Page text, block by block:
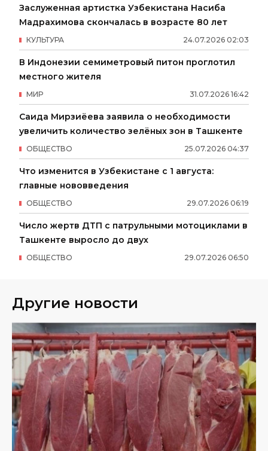
Заслуженная артистка Узбекистана Насиба
Мадрахимова скончалась в возрасте 80 лет
24.07.2026 02:03
КУЛЬТУРА
В Индонезии семиметровый питон проглотил
местного жителя
31.07.2026 16:42
МИР
Саида Мирзиёева заявила о необходимости
увеличить количество зелёных зон в Ташкенте
25.07.2026 04:37
ОБЩЕСТВО
Что изменится в Узбекистане с 1 августа:
главные нововведения
29.07.2026 06:19
ОБЩЕСТВО
Число жертв ДТП с патрульными мотоциклами в
Ташкенте выросло до двух
29.07.2026 06:50
ОБЩЕСТВО
Другие новости